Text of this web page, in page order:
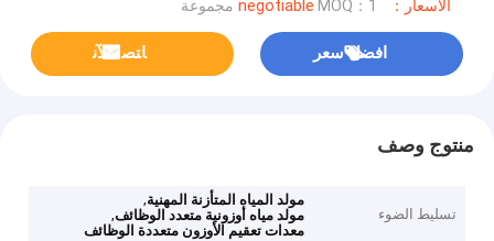
الأسعار：negotiable MOQ：1 مجموعة
افضل سعر ﺎﺘﺼﻟ ﺍﻶﻧ
منتوج وصف
تسليط الضوء
مولد المياه المتأزنة المهنية,
مولد مياه أوزونية متعدد الوظائف,
معدات تعقيم الأوزون متعددة الوظائف